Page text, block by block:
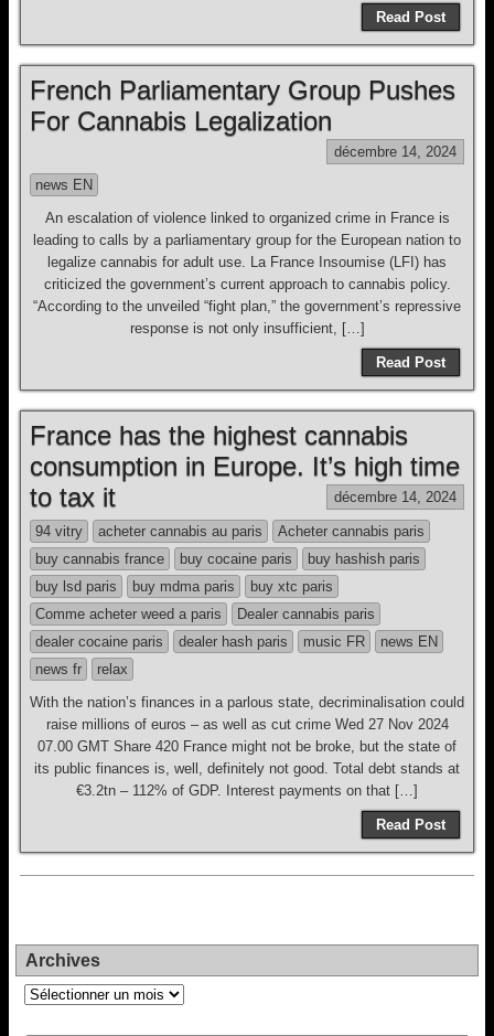
Read Post
French Parliamentary Group Pushes
For Cannabis Legalization
décembre 14, 2024
news EN
An escalation of violence linked to organized crime in France is
leading to calls by a parliamentary group for the European nation to
legalize cannabis for adult use. La France Insoumise (LFI) has
criticized the government’s current approach to cannabis policy.
“According to the unveiled “fight plan,” the government’s repressive
response is not only insufficient, […]
Read Post
France has the highest cannabis
consumption in Europe. It’s high time
to tax it
décembre 14, 2024
94 vitry acheter cannabis au paris
Acheter cannabis paris
buy cannabis france
buy cocaine paris
buy hashish paris
buy lsd paris
buy mdma paris
buy xtc paris
Comme acheter weed a paris
Dealer cannabis paris
dealer cocaine paris
dealer hash paris music FR
news EN
news fr
relax
With the nation’s finances in a parlous state, decriminalisation could
raise millions of euros – as well as cut crime Wed 27 Nov 2024
07.00 GMT Share 420 France might not be broke, but the state of
its public finances is, well, definitely not good. Total debt stands at
€3.2tn – 112% of GDP. Interest payments on that […]
Read Post
Archives
Archives